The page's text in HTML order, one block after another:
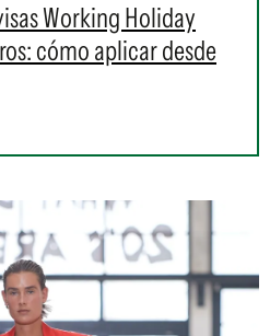
Working Holiday
cómo aplicar desde